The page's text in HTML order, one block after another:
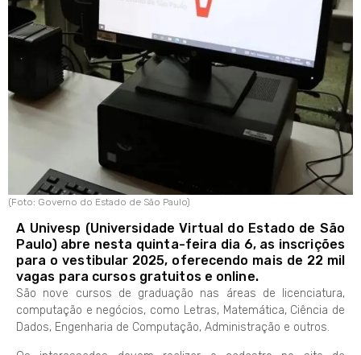
(Foto: Governo do Estado de São Paulo)
A Univesp (Universidade Virtual do Estado de São
Paulo) abre nesta quinta-feira dia 6, as inscrições
para o vestibular 2025, oferecendo mais de 22 mil
vagas para cursos gratuitos e online.
São nove cursos de graduação nas áreas de licenciatura,
computação e negócios, como Letras, Matemática, Ciência de
Dados, Engenharia de Computação, Administração e outros.